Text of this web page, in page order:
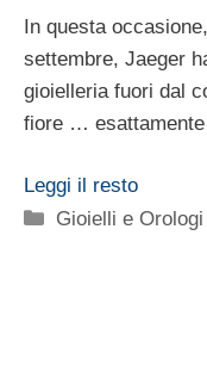
In questa
settembre, Jaeger
gioielleria fuori dal
fiore … esattamente
Leggi il resto
Categorie
Gioielli e